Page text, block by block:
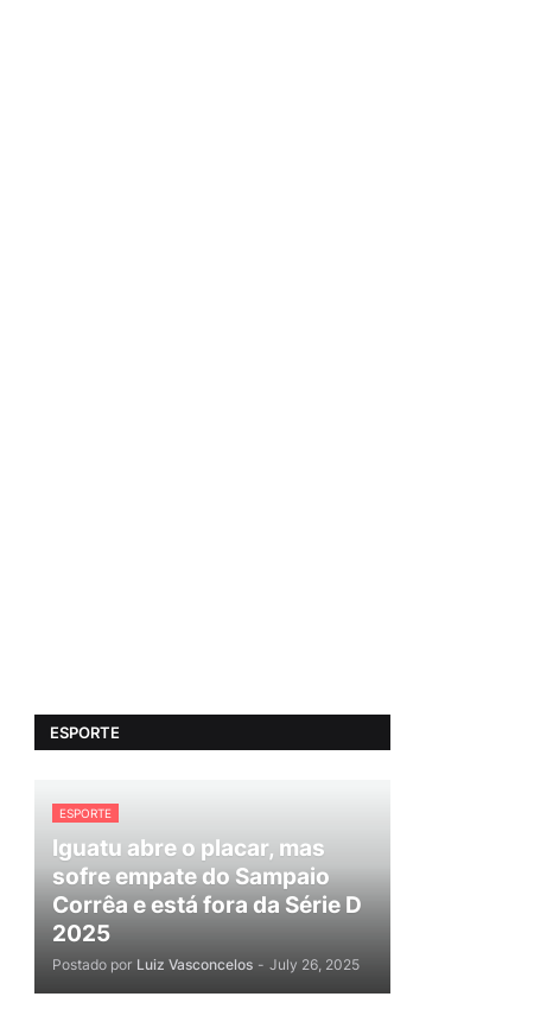
ESPORTE
ESPORTE
Iguatu abre o placar, mas
sofre empate do Sampaio
Corrêa e está fora da Série D
2025
Postado por Luiz Vasconcelos - July 26, 2025